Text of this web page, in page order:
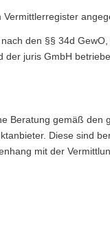
den §§ 34d
juris GmbH
Beratung gemäß den
Diese sind
mit der